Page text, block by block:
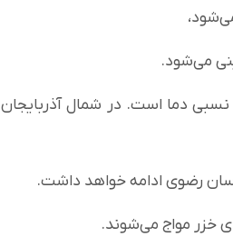
می‌شود.
دما است. در شمال آذربایجان
رضوی ادامه خواهد داشت.
خزر مواج می‌شوند.